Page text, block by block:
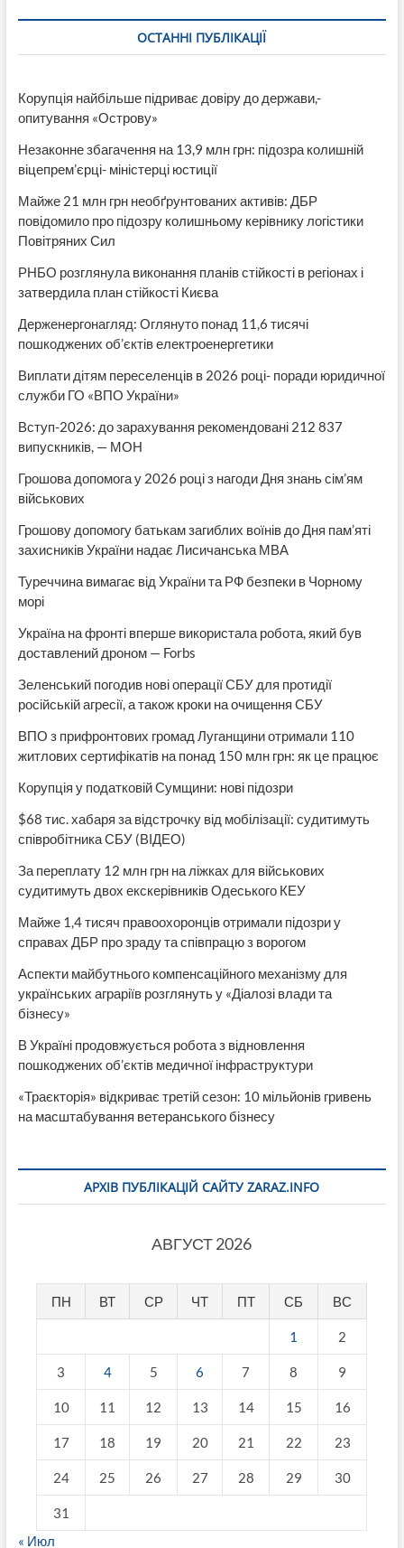
РВА
назвали
суму
ОСТАННІ ПУБЛІКАЦІЇ
Корупція найбільше підриває довіру до держави,-
опитування «Острову»
Незаконне збагачення на 13,9 млн грн: підозра колишній
віцепрем’єрці- міністерці юстиції
Майже 21 млн грн необґрунтованих активів: ДБР
повідомило про підозру колишньому керівнику логістики
Повітряних Сил
РНБО розглянула виконання планів стійкості в регіонах і
затвердила план стійкості Києва
Держенергонагляд: Оглянуто понад 11,6 тисячі
пошкоджених об’єктів електроенергетики
Виплати дітям переселенців в 2026 році- поради юридичної
служби ГО «ВПО України»
Вступ-2026: до зарахування рекомендовані 212 837
випускників, — МОН
Грошова допомога у 2026 році з нагоди Дня знань сім’ям
військових
Грошову допомогу батькам загиблих воїнів до Дня пам’яті
захисників України надає Лисичанська МВА
Туреччина вимагає від України та РФ безпеки в Чорному
морі
Україна на фронті вперше використала робота, який був
доставлений дроном — Forbs
Зеленський погодив нові операції СБУ для протидії
російській агресії, а також кроки на очищення СБУ
ВПО з прифронтових громад Луганщини отримали 110
житлових сертифікатів на понад 150 млн грн: як це працює
Корупція у податковій Сумщини: нові підозри
$68 тис. хабаря за відстрочку від мобілізації: судитимуть
співробітника СБУ (ВІДЕО)
За переплату 12 млн грн на ліжках для військових
судитимуть двох екскерівників Одеського КЕУ
Майже 1,4 тисяч правоохоронців отримали підозри у
справах ДБР про зраду та співпрацю з ворогом
Аспекти майбутнього компенсаційного механізму для
українських аграріїв розглянуть у «Діалозі влади та
бізнесу»
В Україні продовжується робота з відновлення
пошкоджених об’єктів медичної інфраструктури
«Траєкторія» відкриває третій сезон: 10 мільйонів гривень
на масштабування ветеранського бізнесу
АРХІВ ПУБЛІКАЦІЙ САЙТУ ZARAZ.INFO
АВГУСТ 2026
ПН ВТ СР ЧТ ПТ СБ ВС
1 2
3 4 5 6 7 8 9
10 11 12 13 14 15 16
17 18 19 20 21 22 23
24 25 26 27 28 29 30
31
« Июл